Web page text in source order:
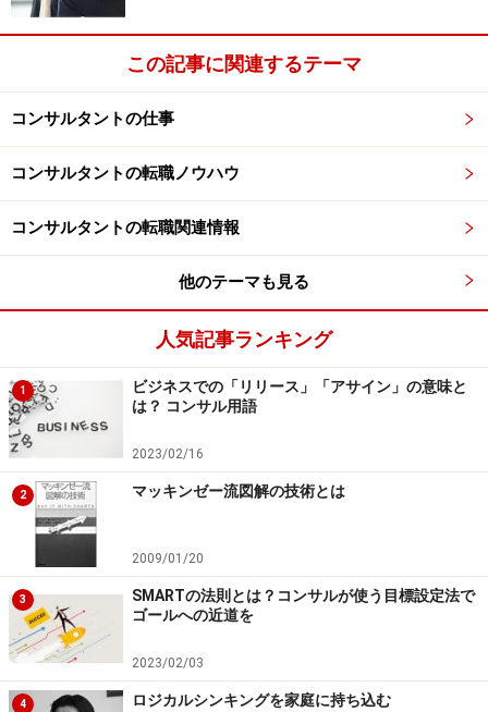
この記事に関連するテーマ
コンサルタントの仕事
コンサルタントの転職ノウハウ
コンサルタントの転職関連情報
他のテーマも見る
人気記事ランキング
1
ビジネスでの「リリース」「アサイン」の意味と
は？ コンサル用語
2023/02/16
2 マッキンゼー流図解の技術とは
2009/01/20
3
SMARTの法則とは？コンサルが使う目標設定法で
ゴールへの近道を
2023/02/03
4 ロジカルシンキングを家庭に持ち込む